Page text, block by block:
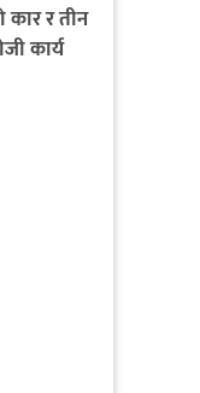
र तीन
कार्य